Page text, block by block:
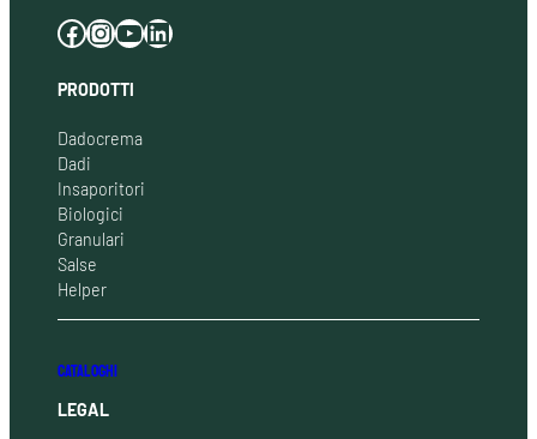
Facebook Instagram YouTube LinkedIn
PRODOTTI
Dadocrema
Dadi
Insaporitori
Biologici
Granulari
Salse
Helper
CATALOGHI
LEGAL